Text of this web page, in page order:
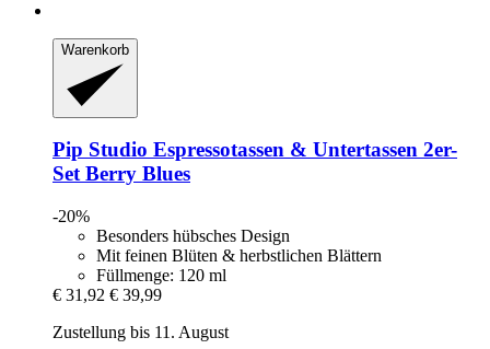
Warenkorb
Pip Studio Espressotassen & Untertassen 2er-​
Set Berry Blues
-20%
Besonders hübsches Design
Mit feinen Blüten & herbstlichen Blättern
Füllmenge: 120 ml
€ 31,92 € 39,99
Zustellung bis 11. August